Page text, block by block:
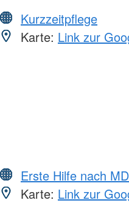
Kurzzeitpflege
Karte: Link zur
Erste Hilfe nach
Karte: Link zur